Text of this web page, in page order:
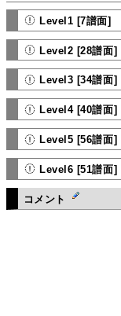
Level1 [7譜面]
Level2 [28譜面]
Level3 [34譜面]
Level4 [40譜面]
Level5 [56譜面]
Level6 [51譜面]
コメント